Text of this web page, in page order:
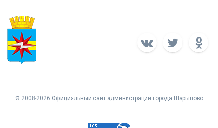
© 2008-2026 Официальный сайт администрации города Шарыпово